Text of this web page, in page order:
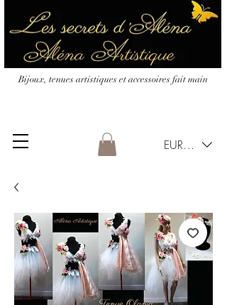
EUR (€)
Bijoux, tenues artistiques et accessoires fait main